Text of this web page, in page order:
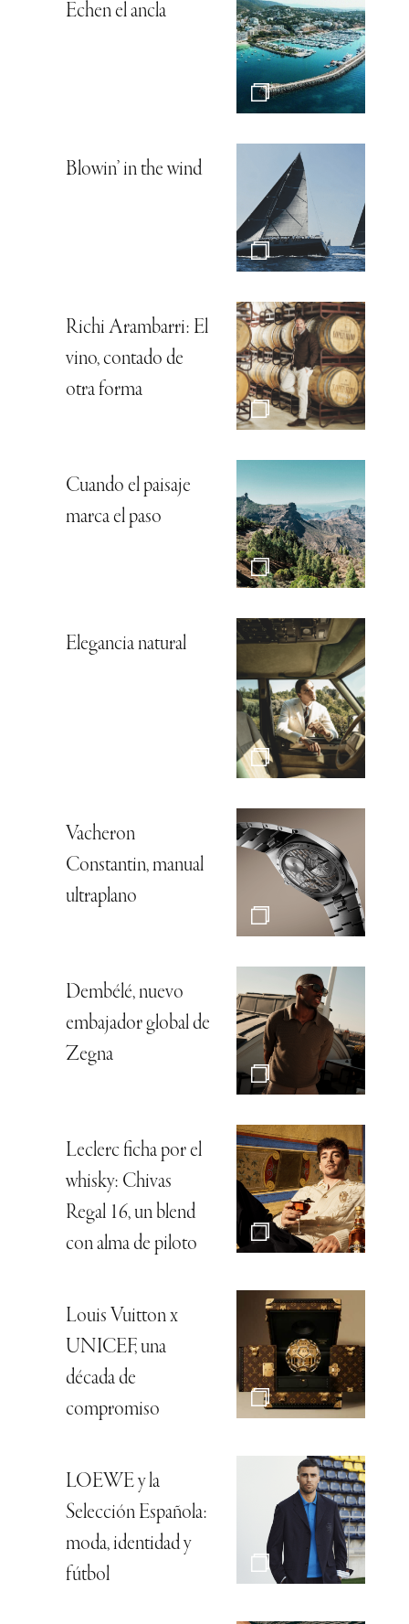
Echen el ancla
Blowin’ in the wind
Richi Arambarri: El
vino, contado de
otra forma
Cuando el paisaje
marca el paso
Elegancia natural
Vacheron
Constantin, manual
ultraplano
Dembélé, nuevo
embajador global de
Zegna
Leclerc ficha por el
whisky: Chivas
Regal 16, un blend
con alma de piloto
Louis Vuitton x
UNICEF, una
década de
compromiso
LOEWE y la
Selección Española:
moda, identidad y
fútbol